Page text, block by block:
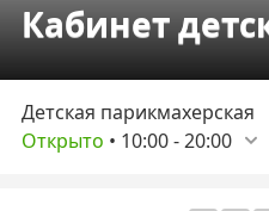
Кабинет
Детская парикмахерская
Открыто • 10:00-20:00